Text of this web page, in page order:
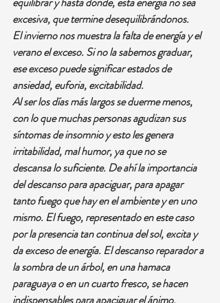
excesiva, que termine desequilibrándonos.
El invierno nos muestra la falta de energía y el
verano el exceso. Si no la sabemos graduar,
ese exceso puede significar estados de
ansiedad, euforia, excitabilidad.
Al ser los días más largos se duerme menos,
con lo que muchas personas agudizan sus
síntomas de insomnio y esto les genera
irritabilidad, mal humor, ya que no se
descansa lo suficiente. De ahí la importancia
del descanso para apaciguar, para apagar
tanto fuego que hay en el ambiente y en uno
mismo. El fuego, representado en este caso
por la presencia tan continua del sol, excita y
da exceso de energía. El descanso reparador a
la sombra de un árbol, en una hamaca
paraguaya o en un cuarto fresco, se hacen
indispensables para apaciguar el ánimo.